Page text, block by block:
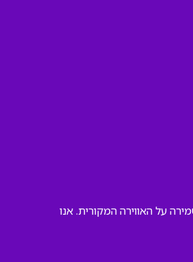
תוך שמירה על האווירה המקורית. אנו